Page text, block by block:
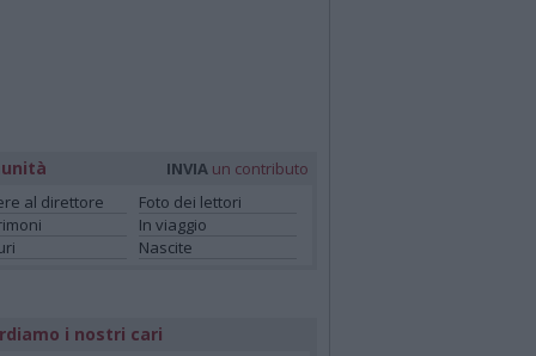
INVIA un contributo
al direttore
Foto dei lettori
In viaggio
Nascite
i nostri cari